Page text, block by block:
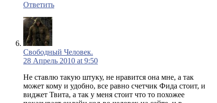
Ответить
Свободный Человек.
28 Апрель 2010 at 9:50
Не ставлю такую штуку, не нравится она мне, а так
может кому и удобно, все равно счетчик Фида стоит, и
виджет Твита, а так у меня стоит что то похожее